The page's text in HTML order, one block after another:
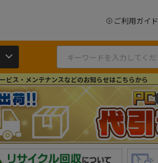
ご利用ガイド
ビス・メンテナンスなどのお知らせはこちらから